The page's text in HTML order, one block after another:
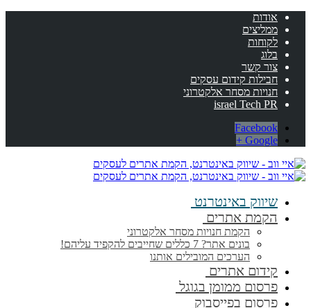
אודות
ממליצים
לקוחות
בלוג
צור קשר
חבילות קידום עסקים
חנויות מסחר אלקטרוני
israel Tech PR
Facebook
Google +
שיווק באינטרנט
הקמת אתרים
הקמת חנויות מסחר אלקטרוני
בונים אתר? 7 כללים שחייבים להקפיד עליהם!
הערכים המובילים אותנו
קידום אתרים
פרסום ממומן בגוגל
פרסום בפייסבוק